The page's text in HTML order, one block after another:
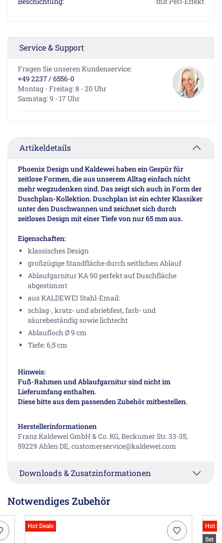
Service & Support
Fragen Sie unseren Kundenservice:
+49 2237 / 6556-0
Montag - Freitag: 8 - 20 Uhr
Samstag: 9 - 17 Uhr
Artikeldetails
Phoenix Design und Kaldewei haben ein Gespür für
zeitlose Formen, die aus unserem Alltag einfach nicht
mehr wegzudenken sind. Das zeigt sich auch in Form der
Duschplan-Kollektion. Duschplan ist ein echter Klassiker
unter den Duschwannen und zeichnet sich durch
zeitloses Design mit einer Tiefe von nur 65 mm aus.
Eigenschaften:
klassisches Design
großzügige Standfläche durch seitlichen Ablauf
Ablaufgarnitur KA 90 perfekt auf Duschfläche
abgestimmt
aus KALDEWEI Stahl-Email:
schlag-, kratz- und abriebfest, farb- und
säurebeständig sowie lichtecht
Ablaufloch Ø 9 cm
Tiefe: 6,5 cm
Hinweis:
Fuß-Rahmen und Ablaufgarnitur sind nicht im
Lieferumfang enthalten.
Diese bitte aus dem passenden Zubehör mitbestellen.
Herstellerinformationen
Franz Kaldewei GmbH & Co. KG, Beckumer Str. 33-35,
59229 Ahlen DE, customerservice@kaldewei.com
Downloads & Zusatzinformationen
Notwendiges Zubehör
Hot Deals
Hot
Set